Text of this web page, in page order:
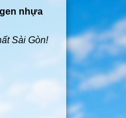
nhựa
Sài Gòn!